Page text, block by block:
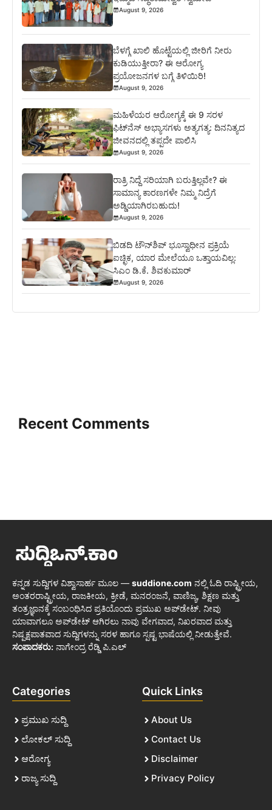
August 9, 2026
ಬೆಳಗ್ಗೆ ಖಾಲಿ ಹೊಟ್ಟೆಯಲ್ಲಿ ಜೀರಿಗೆ ನೀರು
ಕುಡಿಯುತ್ತೀರಾ? ಈ ಆರೋಗ್ಯ
ಪ್ರಯೋಜನಗಳ ಬಗ್ಗೆ ತಿಳಿಯಿರಿ!
August 9, 2026
ಮಹಿಳೆಯರ ಆರೋಗ್ಯಕ್ಕೆ ಈ 9 ಸರಳ
ಫಿಟ್‌ನೆಸ್‌ ಅಭ್ಯಾಸಗಳು ಅತ್ಯಗತ್ಯ: ದಿನನಿತ್ಯದ
ಜೀವನದಲ್ಲಿ ತಪ್ಪದೇ ಪಾಲಿಸಿ
August 9, 2026
ರಾತ್ರಿ ನಿದ್ದೆ ಸರಿಯಾಗಿ ಬರುತ್ತಿಲ್ಲವೇ? ಈ
ಸಾಮಾನ್ಯ ಕಾರಣಗಳೇ ನಿಮ್ಮ ನಿದ್ರೆಗೆ
ಅಡ್ಡಿಯಾಗಿರಬಹುದು!
August 9, 2026
ಬಿಡದಿ ಟೌನ್‌ಶಿಪ್‌ ಭೂಸ್ವಾಧೀನ ಪ್ರಕ್ರಿಯೆ
ಐಚ್ಛಿಕ, ಯಾರ ಮೇಲೆಯೂ ಒತ್ತಾಯವಿಲ್ಲ:
ಸಿಎಂ ಡಿ.ಕೆ. ಶಿವಕುಮಾರ್
August 9, 2026
Recent Comments
ಕನ್ನಡ ಸುದ್ದಿಗಳ ವಿಶ್ವಾಸಾರ್ಹ ಮೂಲ — suddione.com ನಲ್ಲಿ ಓದಿ ರಾಷ್ಟ್ರೀಯ,
ಅಂತರರಾಷ್ಟ್ರೀಯ, ರಾಜಕೀಯ, ಕ್ರೀಡೆ, ಮನರಂಜನೆ, ವಾಣಿಜ್ಯ, ಶಿಕ್ಷಣ ಮತ್ತು
ತಂತ್ರಜ್ಞಾನಕ್ಕೆ ಸಂಬಂಧಿಸಿದ ಪ್ರತಿಯೊಂದು ಪ್ರಮುಖ ಅಪ್‌ಡೇಟ್. ನೀವು
ಯಾವಾಗಲೂ ಅಪ್‌ಡೇಟ್ ಆಗಿರಲು ನಾವು ವೇಗವಾದ, ನಿಖರವಾದ ಮತ್ತು
ನಿಷ್ಪಕ್ಷಪಾತವಾದ ಸುದ್ದಿಗಳನ್ನು ಸರಳ ಹಾಗೂ ಸ್ಪಷ್ಟ ಭಾಷೆಯಲ್ಲಿ ನೀಡುತ್ತೇವೆ.
ಸಂಪಾದಕರು: ನಾಗೇಂದ್ರ ರೆಡ್ಡಿ ಪಿ.ಎಲ್
Categories
ಪ್ರಮುಖ ಸುದ್ದಿ
ಲೋಕಲ್ ಸುದ್ದಿ
ಆರೋಗ್ಯ
ರಾಜ್ಯ ಸುದ್ದಿ
Quick Links
About Us
Contact Us
Disclaimer
Privacy Policy